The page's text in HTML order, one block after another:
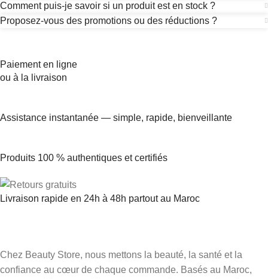
Comment puis-je savoir si un produit est en stock ?
Proposez-vous des promotions ou des réductions ?
Paiement en ligne
ou à la livraison
Assistance instantanée — simple, rapide, bienveillante
Produits 100 % authentiques et certifiés
Livraison rapide en 24h à 48h partout au Maroc
Chez Beauty Store, nous mettons la beauté, la santé et la
confiance au cœur de chaque commande. Basés au Maroc,